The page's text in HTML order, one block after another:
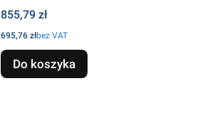
Cena
855,79 zł
Cena
695,76 złbez VAT
Do koszyka